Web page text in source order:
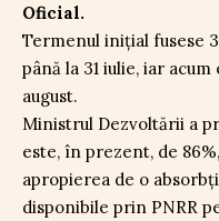
Oficial.
Termenul inițial fusese
până la 31 iulie, iar
august.
Ministrul Dezvoltării a
este, în prezent, de
apropierea de o
disponibile prin PNRR